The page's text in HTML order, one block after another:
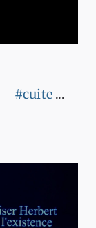
#cuite ...